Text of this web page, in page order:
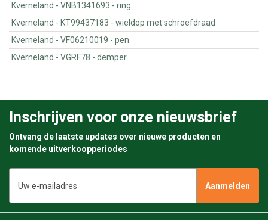
Kverneland - VNB1341693 - ring
Kverneland - KT99437183 - wieldop met schroefdraad
Kverneland - VF06210019 - pen
Kverneland - VGRF78 - demper
Inschrijven voor onze nieuwsbrief
Ontvang de laatste updates over nieuwe producten en
komende uitverkoopperiodes
mailadres